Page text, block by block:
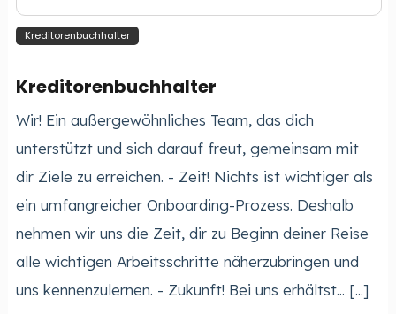
Kreditorenbuchhalter
Kreditorenbuchhalter
Wir! Ein außergewöhnliches Team, das dich
unterstützt und sich darauf freut, gemeinsam mit
dir Ziele zu erreichen. - Zeit! Nichts ist wichtiger als
ein umfangreicher Onboarding-Prozess. Deshalb
nehmen wir uns die Zeit, dir zu Beginn deiner Reise
alle wichtigen Arbeitsschritte näherzubringen und
uns kennenzulernen. - Zukunft! Bei uns erhältst... [...]